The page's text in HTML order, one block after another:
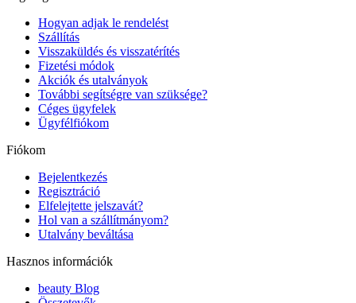
Hogyan adjak le rendelést
Szállítás
Visszaküldés és visszatérítés
Fizetési módok
Akciók és utalványok
További segítségre van szüksége?
Céges ügyfelek
Ügyfélfiókom
Fiókom
Bejelentkezés
Regisztráció
Elfelejtette jelszavát?
Hol van a szállítmányom?
Utalvány beváltása
Hasznos információk
beauty Blog